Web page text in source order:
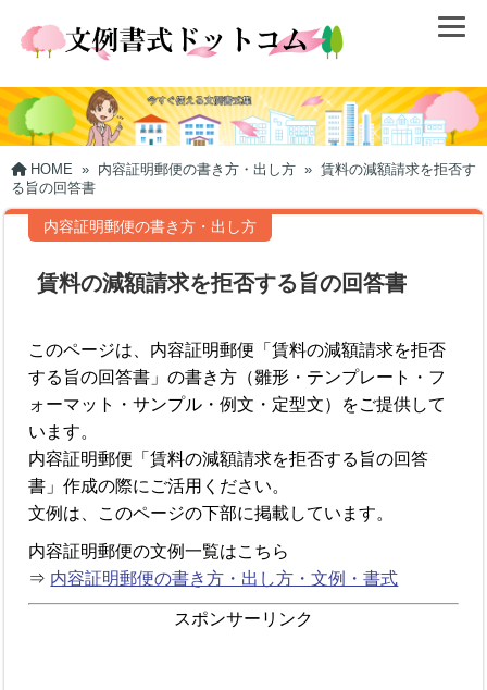
HOME » 内容証明郵便の書き方・出し方 » 賃料の減額請求を拒否す
る旨の回答書
内容証明郵便の書き方・出し方
賃料の減額請求を拒否する旨の回答書
このページは、内容証明郵便「賃料の減額請求を拒否
する旨の回答書」の書き方（雛形・テンプレート・フ
ォーマット・サンプル・例文・定型文）をご提供して
います。
内容証明郵便「賃料の減額請求を拒否する旨の回答
書」作成の際にご活用ください。
文例は、このページの下部に掲載しています。
内容証明郵便の文例一覧はこちら
⇒ 内容証明郵便の書き方・出し方・文例・書式
スポンサーリンク